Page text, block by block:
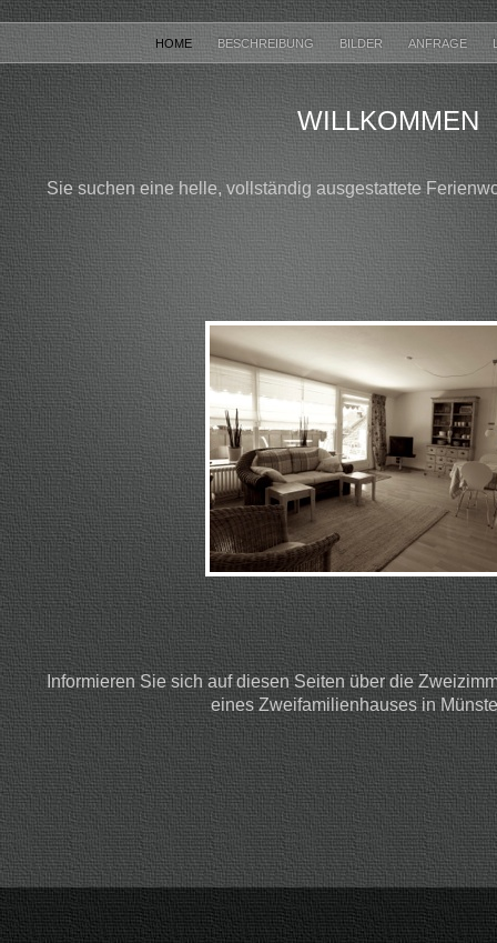
HOME BESCHREIBUNG BILDER ANFRAGE
WILLKOMMEN
Sie suchen eine helle, vollständig ausgestattete
Informieren Sie sich auf diesen Seiten über die
eines Zweifamilienhauses in